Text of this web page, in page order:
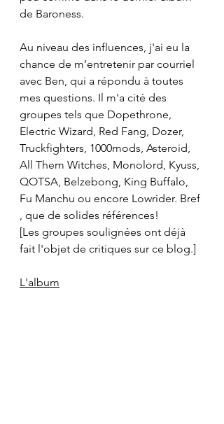
de Baroness.
Au niveau des influences, j'ai eu la
chance de m’entretenir par courriel
avec Ben, qui a répondu à toutes
mes questions. Il m'a cité des
groupes tels que Dopethrone,
Electric Wizard, Red Fang, Dozer,
Truckfighters, 1000mods, Asteroid,
All Them Witches, Monolord, Kyuss,
QOTSA, Belzebong, King Buffalo,
Fu Manchu ou encore Lowrider. Bref
, que de solides références!
[Les groupes soulignées ont déjà
fait l'objet de critiques sur ce blog.]
L'album